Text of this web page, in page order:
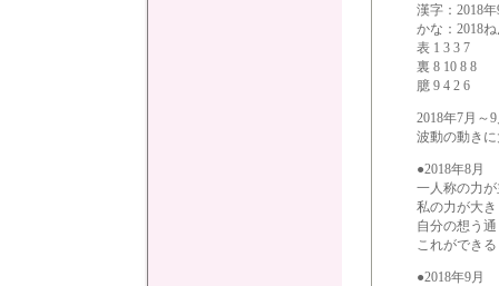
漢字：2018
かな：2018
表 1 3 3 7
裏 8 10 8 8
臆 9 4 2 6
2018年7月～
波動の動き
●2018年8月
一人称の力
私の力が大
自分の想う
これができ
●2018年9月